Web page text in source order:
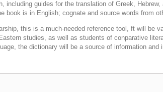
including guides for the translation of Greek,
book is in English; cognate and source words from
this is a much-needed reference tool, ft will be
studies, as well as stu­dents of conparative
the dictionary will be a source of information and